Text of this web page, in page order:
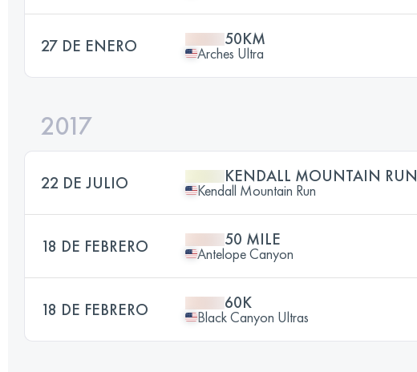
27 DE ENERO 50KM
Arches Ultra
2017
22 DE JULIO KENDALL MOUNTAIN RUN
Kendall Mountain Run
18 DE FEBRERO 50 MILE
Antelope Canyon
18 DE FEBRERO 60K
Black Canyon Ultras